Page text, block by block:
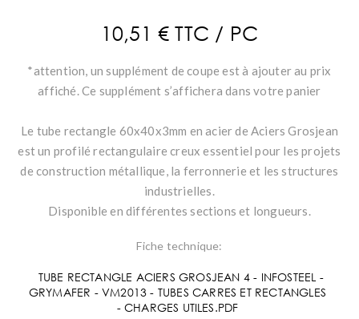
10,51 € TTC / PC
*attention, un supplément de coupe est à ajouter au prix
affiché. Ce supplément s’affichera dans votre panier
Le tube rectangle 60x40x3mm en acier de Aciers Grosjean
est un profilé rectangulaire creux essentiel pour les projets
de construction métallique, la ferronnerie et les structures
industrielles.
Disponible en différentes sections et longueurs.
Fiche technique:
TUBE RECTANGLE ACIERS GROSJEAN 4 - INFOSTEEL -
GRYMAFER - VM2013 - TUBES CARRES ET RECTANGLES
- CHARGES UTILES.PDF